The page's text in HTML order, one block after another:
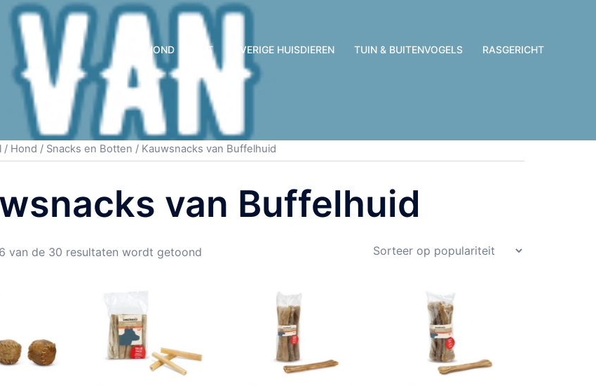
HOND KAT OVERIGE HUISDIEREN TUIN & BUITENVOGELS RASGERICHT
/ Hond / Snacks en Botten / Kauwsnacks van Buffelhuid
van Buffelhuid
van de 30 resultaten wordt getoond